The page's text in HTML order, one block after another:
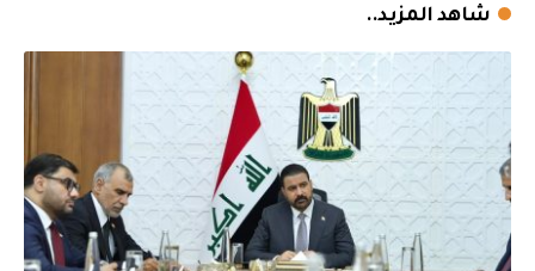
شاهد المزيد..